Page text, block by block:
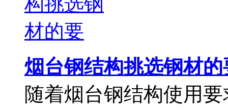
烟台钢结构挑选钢材的
随着烟台钢结构使用